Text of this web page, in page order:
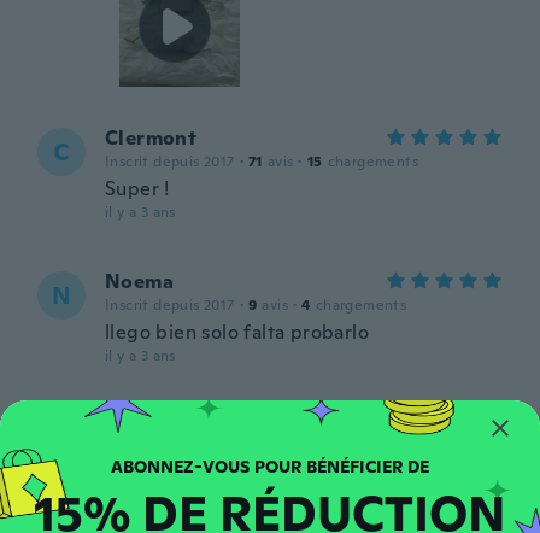
C Clermont
Inscrit depuis 2017 · 71 avis · 15 chargements
Super !
il y a 3 ans
N Noema
Inscrit depuis 2017 · 9 avis · 4 chargements
llego bien solo falta probarlo
il y a 3 ans
Maria
Prefect
il y a 3 ans
15% DE RÉDUCTION